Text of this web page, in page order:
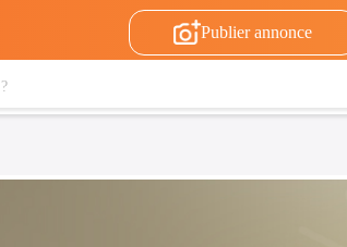
Publier annonce